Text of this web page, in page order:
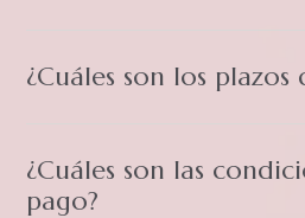
¿Cuáles son los plazos
¿Cuáles son las
pago?